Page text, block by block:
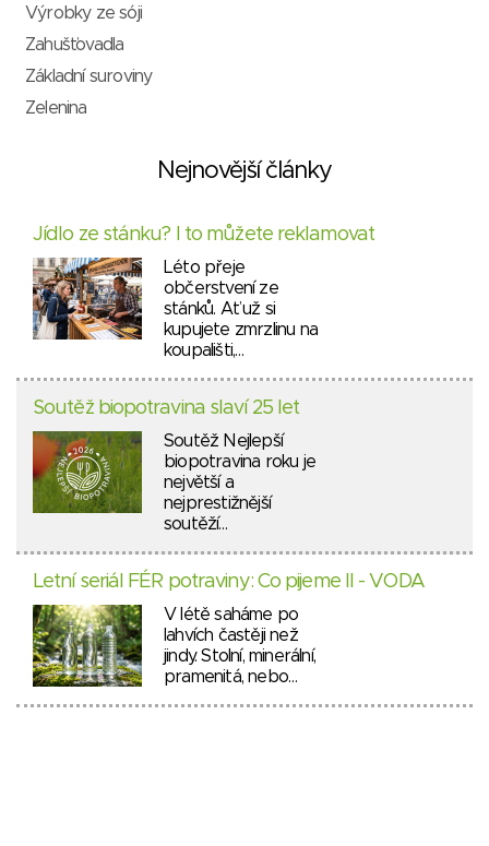
Výrobky ze sóji
Zahušťovadla
Základní suroviny
Zelenina
Nejnovější články
Jídlo ze stánku? I to můžete reklamovat
Léto přeje
občerstvení ze
stánků. Ať už si
kupujete zmrzlinu na
koupališti,…
Soutěž biopotravina slaví 25 let
Soutěž Nejlepší
biopotravina roku je
největší a
nejprestižnější
soutěží…
Letní seriál FÉR potraviny: Co pijeme II - VODA
V létě saháme po
lahvích častěji než
jindy. Stolní, minerální,
pramenitá, nebo…